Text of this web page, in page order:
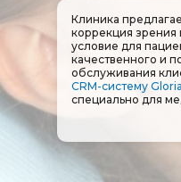
Клиника
коррекция
условие для
качественного и
обслуживания
CRM-систему
специально для